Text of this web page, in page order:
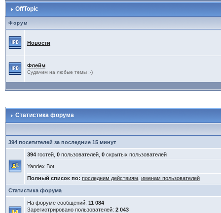
OffTopic
Форум
Новости
Флейм
Судачим на любые темы ;-)
Статистика форума
394 посетителей за последние 15 минут
394гостей, 0пользователей, 0скрытых пользователей
Yandex Bot
Полный список по: последним действиям именам пользователей
Статистика форума
На форуме сообщений: 11 084
Зарегистрировано пользователей: 2 043